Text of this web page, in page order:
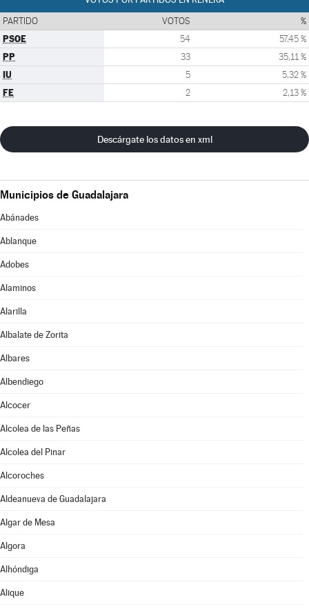
PARTIDO VOTOS %
PSOE 54 57,45 %
PP 33 35,11 %
IU 5 5,32 %
FE 2 2,13 %
Descárgate los datos en xml
Municipios de Guadalajara
Abánades
Ablanque
Adobes
Alaminos
Alarilla
Albalate de Zorita
Albares
Albendiego
Alcocer
Alcolea de las Peñas
Alcolea del Pinar
Alcoroches
Aldeanueva de Guadalajara
Algar de Mesa
Algora
Alhóndiga
Alique